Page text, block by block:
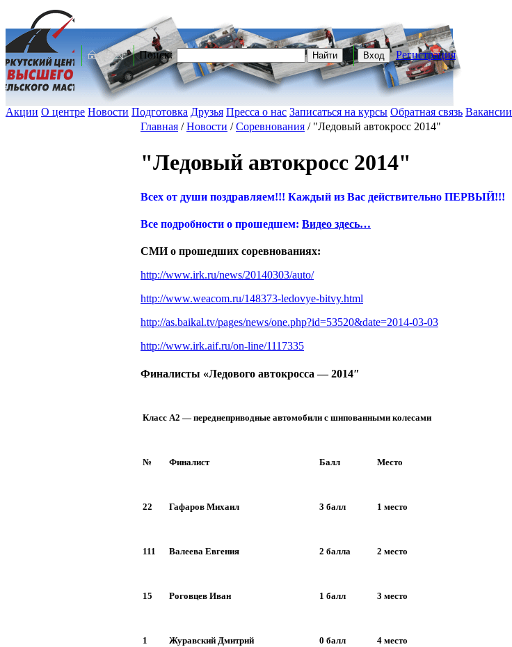
Поиск: Найти Вход Регистрация
Акции О центре Новости Подготовка Друзья Пресса о нас Записаться на курсы Обратная связь Вакансии
Главная /Новости /Соревнования / "Ледовый автокросс 2014"
"Ледовый автокросс 2014"
Всех от души поздравляем!!! Каждый из Вас действительно ПЕРВЫЙ!!!
Все подробности о прошедшем: Видео здесь…
СМИ о прошедших соревнованиях:
http://www.irk.ru/news/20140303/auto/
http://www.weacom.ru/148373-ledovye-bitvy.html
http://as.baikal.tv/pages/news/one.php?id=53520&date=2014-03-03
http://www.irk.aif.ru/on-line/1117335
Финалисты «Ледового автокросса — 2014″
Класс А2 — переднеприводные автомобили с шипованными колесами
№ Финалист Балл Место
22 Гафаров Михаил 3 балл 1 место
111 Валеева Евгения 2 балла 2 место
15 Роговцев Иван 1 балл 3 место
1 Журавский Дмитрий 0 балл 4 место